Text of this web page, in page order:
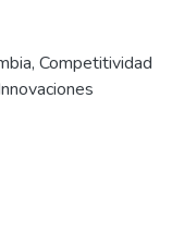
, Competitividad